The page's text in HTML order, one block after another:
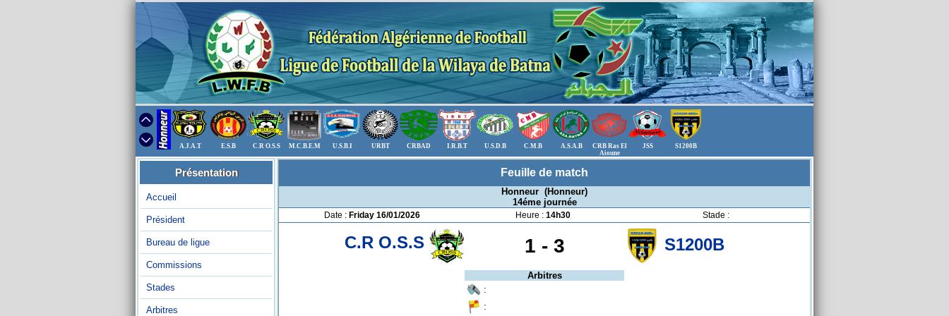
A.J.A.T E.S.B C.R O.S.S M.C.B.E.M U.S.B.I URBT CRBAD I.R.B.T U.S.D.B C.M.B A.S.A.B
CRB Ras El
Aioune
JSS S1200B
Présentation
Accueil
Président
Bureau de ligue
Commissions
Stades
Arbitres
Feuille de match
Honneur (Honneur)
14éme journée
Date : Friday 16/01/2026 Heure : 14h30 Stade :
C.R O.S.S 1 -3 S1200B
Arbitres
:
: